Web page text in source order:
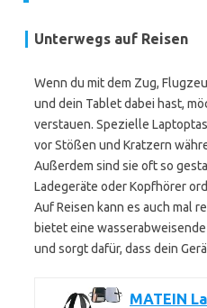
Unterwegs auf Reisen
Wenn du mit dem Zug,
und dein Tablet dabei hast,
verstauen. Spezielle
vor Stößen und Kratzern
Außerdem sind sie oft so
Ladegeräte oder Kopfhörer
Auf Reisen kann es auch mal
bietet eine
und sorgt dafür, dass dein
MATEIN